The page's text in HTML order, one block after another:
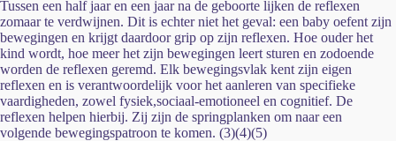
Tussen een half jaar en een jaar na de geboorte lijken de reflexen
zomaar te verdwijnen. Dit is echter niet het geval: een baby oefent zijn
bewegingen en krijgt daardoor grip op zijn reflexen. Hoe ouder het
kind wordt, hoe meer het zijn bewegingen leert sturen en zodoende
worden de reflexen geremd. Elk bewegingsvlak kent zijn eigen
reflexen en is verantwoordelijk voor het aanleren van specifieke
vaardigheden, zowel fysiek,sociaal-emotioneel en cognitief. De
reflexen helpen hierbij. Zij zijn de springplanken om naar een
volgende bewegingspatroon te komen. (3)(4)(5)